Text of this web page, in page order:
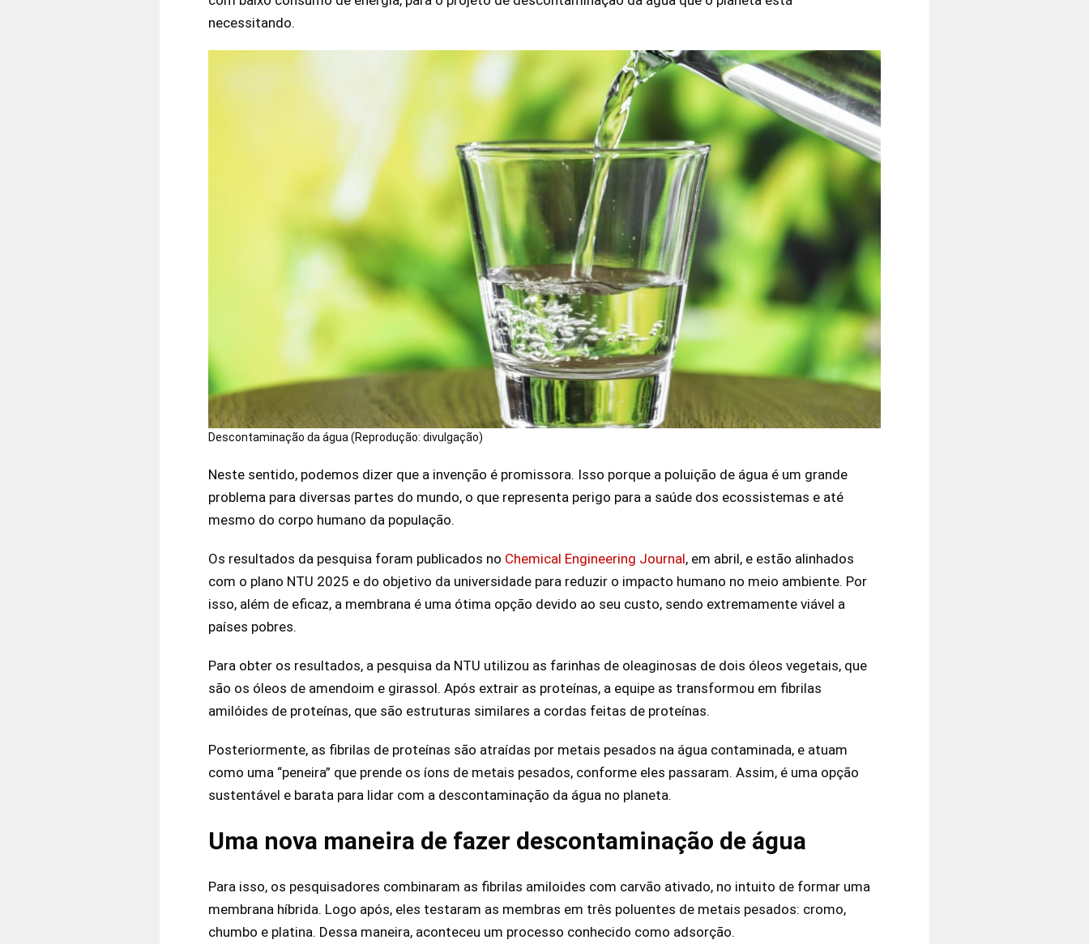
necessitando.
Descontaminação da água (Reprodução: divulgação)
Neste sentido, podemos dizer que a invenção é promissora. Isso porque a poluição de água é um grande
problema para diversas partes do mundo, o que representa perigo para a saúde dos ecossistemas e até
mesmo do corpo humano da população.
Os resultados da pesquisa foram publicados no Chemical Engineering Journal, em abril, e estão alinhados
com o plano NTU 2025 e do objetivo da universidade para reduzir o impacto humano no meio ambiente. Por
isso, além de eficaz, a membrana é uma ótima opção devido ao seu custo, sendo extremamente viável a
países pobres.
Para obter os resultados, a pesquisa da NTU utilizou as farinhas de oleaginosas de dois óleos vegetais, que
são os óleos de amendoim e girassol. Após extrair as proteínas, a equipe as transformou em fibrilas
amilóides de proteínas, que são estruturas similares a cordas feitas de proteínas.
Posteriormente, as fibrilas de proteínas são atraídas por metais pesados na água contaminada, e atuam
como uma “peneira” que prende os íons de metais pesados, conforme eles passaram. Assim, é uma opção
sustentável e barata para lidar com a descontaminação da água no planeta.
Uma nova maneira de fazer descontaminação de água
Para isso, os pesquisadores combinaram as fibrilas amiloides com carvão ativado, no intuito de formar uma
membrana híbrida. Logo após, eles testaram as membras em três poluentes de metais pesados: cromo,
chumbo e platina. Dessa maneira, aconteceu um processo conhecido como adsorção.